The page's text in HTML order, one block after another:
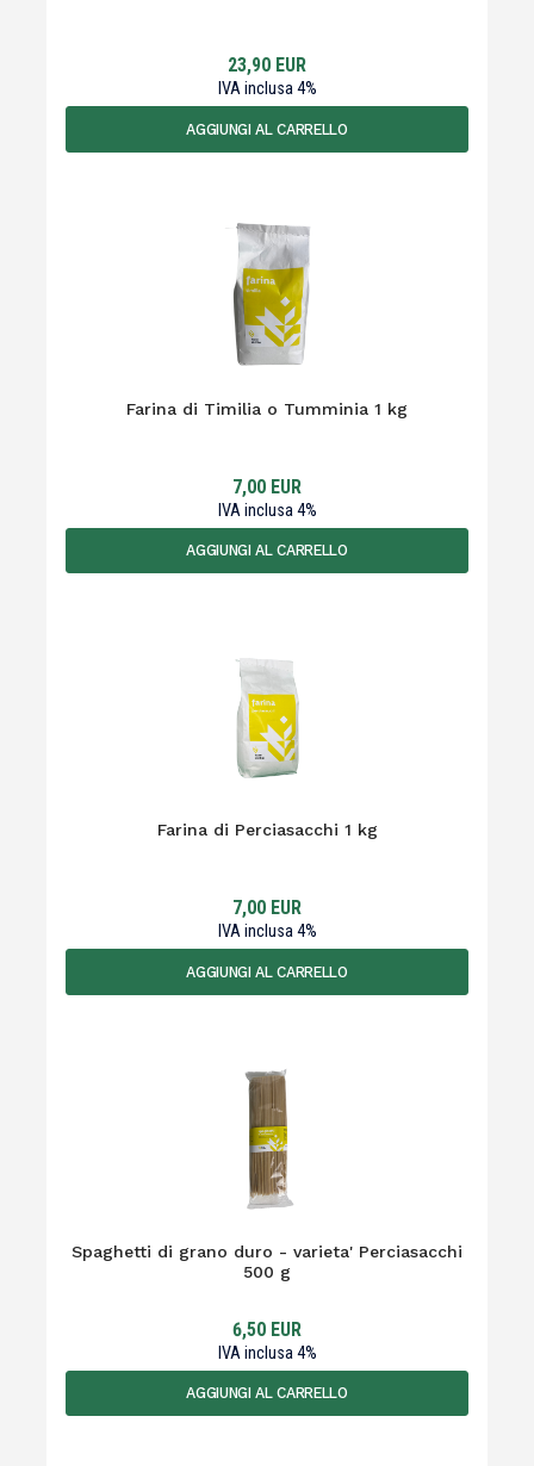
23,90 EUR
IVA inclusa 4%
AGGIUNGI AL CARRELLO
Farina di Timilia o Tumminia 1 kg
7,00 EUR
IVA inclusa 4%
AGGIUNGI AL CARRELLO
Farina di Perciasacchi 1 kg
7,00 EUR
IVA inclusa 4%
AGGIUNGI AL CARRELLO
Spaghetti di grano duro - varieta' Perciasacchi
500 g
6,50 EUR
IVA inclusa 4%
AGGIUNGI AL CARRELLO